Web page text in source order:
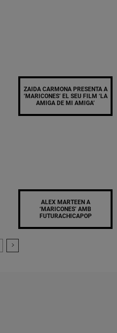
ZAIDA CARMONA PRESENTA A
‘MARICONES’ EL SEU FILM ‘LA
AMIGA DE MI AMIGA’
ALEX MARTEEN A
‘MARICONES’ AMB
FUTURACHICAPOP